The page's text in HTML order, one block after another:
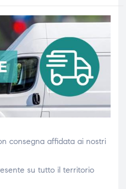
consegna affidata ai nostri
su tutto il territorio